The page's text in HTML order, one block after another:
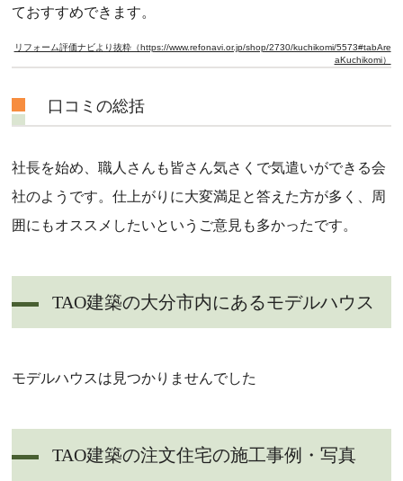
ておすすめできます。
リフォーム評価ナビより抜粋（https://www.refonavi.or.jp/shop/2730/kuchikomi/5573#tabAre
aKuchikomi）
口コミの総括
社長を始め、職人さんも皆さん気さくで気遣いができる会
社のようです。仕上がりに大変満足と答えた方が多く、周
囲にもオススメしたいというご意見も多かったです。
TAO建築の大分市内にあるモデルハウス
モデルハウスは見つかりませんでした
TAO建築の注文住宅の施工事例・写真